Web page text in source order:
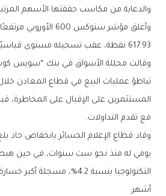
والدعاية من مكاسب حققتها الأسهم
617.93 نقطة، عقب تسجيله مستوى قياسيًا جديدًا في جلسة الاثنين.
وقالت محللة الأسواق في بنك “سويس
تباطؤ عمليات البيع في قطاع المعادن
المستثمرين على الإقبال على المخاطرة،
مع تقدم التداولات.
يومي له منذ نحو ست سنوات، في حين
التكنولوجيا بنسبة 4.2%،
أشهر.